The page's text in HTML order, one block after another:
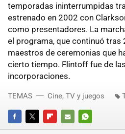
temporadas ininterrumpidas
estrenado en 2002 con
como presentadores. La
el programa, que continuó tras
maestros de ceremonias que
cierto tiempo. Flintoff fue de
incorporaciones.
FACEBOOKTWITTERFLIPBOARD
E-
WHATSAPP
TEMAS Cine, TV y juegos